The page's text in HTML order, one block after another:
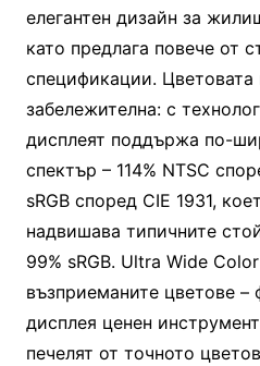
елегантен дизайн за
като предлага повече от
спецификации. Цветовата
забележителна: с
дисплеят поддържа по-
спектър – 114% NTSC
sRGB според CIE 1931,
надвишава типичните
99% sRGB. Ultra Wide
възприеманите цветове –
дисплея ценен
печелят от точното